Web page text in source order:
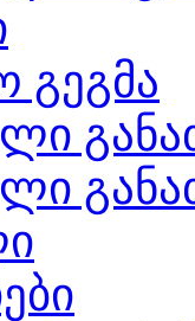
გეგმა